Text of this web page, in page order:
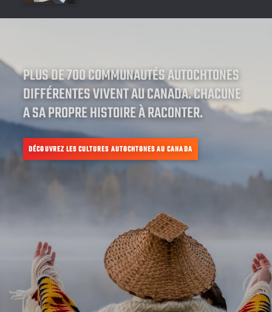
PLUS DE 700 COMMUNAUTÉS AUTOCHTONES
DIFFÉRENTES VIVENT AU CANADA. CHACUNE
A SA PROPRE HISTOIRE À RACONTER.
DÉCOUVREZ LES CULTURES AUTOCHTONES AU CANADA